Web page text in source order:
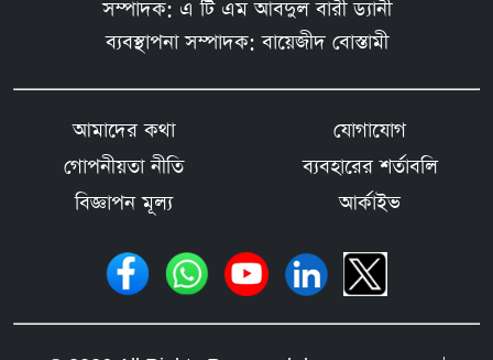
সম্পাদক: এ টি এম আবদুল বারী ড্যানী
ব্যবস্থাপনা সম্পাদক: বায়েজীদ বোস্তামী
আমাদের কথা
যোগাযোগ
গোপনীয়তা নীতি
ব্যবহারের শর্তাবলি
বিজ্ঞাপন মূল্য
আর্কাইভ